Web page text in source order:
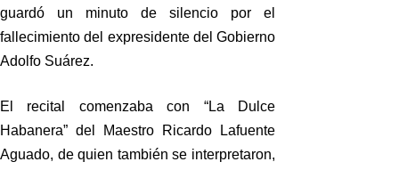
guardó un minuto de silencio por el
fallecimiento del expresidente del Gobierno
Adolfo Suárez.
El recital comenzaba con “La Dulce
Habanera” del Maestro Ricardo Lafuente
Aguado, de quien también se interpretaron,